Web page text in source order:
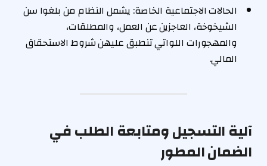
الحالات الاجتماعية الخاصة: يشمل النظام من بلغوا سن
الشيخوخة، العاجزين عن العمل، والمطلقات،
والمهجورات اللواتي تنطبق عليهن شروط الاستحقاق
المالي.
آلية التسجيل ومتابعة الطلب في
الضمان المطور